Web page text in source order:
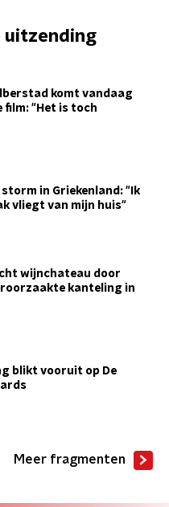
uitzending
komt vandaag
film: "Het is toch
storm in Griekenland: "Ik
vliegt van mijn huis"
wijnchateau door
kanteling in
blikt vooruit op De
Meer fragmenten